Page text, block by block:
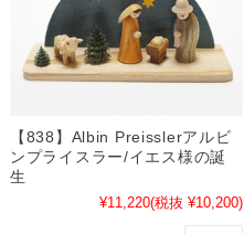
【838】Albin Preisslerアルビ
ンプライスラー/イエス様の誕
生
¥11,220(税抜 ¥10,200)